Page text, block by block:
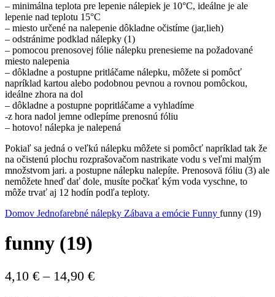
– minimálna teplota pre lepenie nálepiek je 10°C, ideálne je ale
lepenie nad teplotu 15°C
– miesto určené na nalepenie dôkladne očistíme (jar,lieh)
– odstránime podklad nálepky (1)
– pomocou prenosovej fólie nálepku prenesieme na požadované
miesto nalepenia
– dôkladne a postupne pritláčame nálepku, môžete si pomôcť
napríklad kartou alebo podobnou pevnou a rovnou pomôckou,
ideálne zhora na dol
– dôkladne a postupne popritláčame a vyhladíme
-z hora nadol jemne odlepíme prenosnú fóliu
– hotovo! nálepka je nalepená
Pokiaľ sa jedná o veľkú nálepku môžete si pomôcť napríklad tak že
na očistenú plochu rozprašovačom nastrikate vodu s veľmi malým
množstvom jari. a postupne nálepku nalepíte. Prenosovä fóliu (3) ale
nemôžete hneď dať dole, musíte počkať kým voda vyschne, to
môže trvať aj 12 hodín podľa teploty.
Domov Jednofarebné nálepky Zábava a emócie Funny funny (19)
funny (19)
4,10 € – 14,90 €Price